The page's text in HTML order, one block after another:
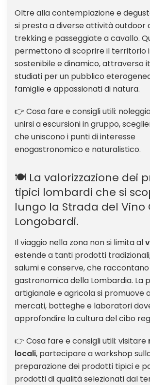
Oltre alla contemplazione e
si presta a diverse attività outdoor
trekking e passeggiate a cavallo.
permettono di scoprire il territorio
sostenibile e dinamico, attraverso
studiati per un pubblico
famiglie e appassionati di natura.
👉 Cosa fare e consigli utili:
unirsi a escursioni in gruppo,
che uniscono i punti di interesse
enogastronomico e naturalistico.
🍽️ La valorizzazione dei
tipici lombardi che si
lungo la Strada del Vino
Longobardi.
Il viaggio nella zona non si limita al
estende a tanti prodotti
salumi e conserve, che
gastronomica della Lombardia. La
artigianale e agricola si promuove
mercati, botteghe e laboratori
approfondire la cultura del cibo
👉 Cosa fare e consigli utili: visitare
locali, partecipare a workshop
preparazione dei prodotti tipici e
prodotti di qualità selezionati dal